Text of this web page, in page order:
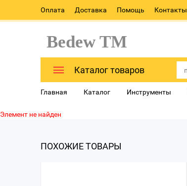
Оплата Доставка Помощь Контакты
Bedew TM
Каталог товаров
Главная Каталог Инструменты
Элемент не найден
ПОХОЖИЕ ТОВАРЫ